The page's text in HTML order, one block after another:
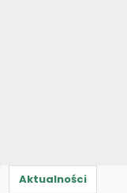
Aktualności